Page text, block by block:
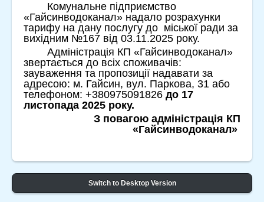
Комунальне підприємство
«Гайсинводоканал» надало розрахунки
тарифу на дану послугу до міської ради за
вихідним №167 від 03.11.2025 року.
Адміністрація КП «Гайсинводоканал»
звертається до всіх споживачів:
зауваження та пропозиції надавати за
адресою: м. Гайсин, вул. Паркова, 31 або
телефоном: +380975091826 до 17
листопада 2025 року.
З повагою адміністрація КП
«Гайсинводоканал»
Switch to Desktop Version